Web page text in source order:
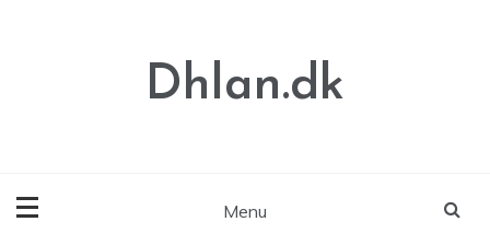
Dhlan.dk
Menu